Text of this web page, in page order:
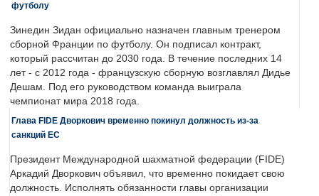
футболу
Зинедин Зидан официально назначен главным тренером
сборной Франции по футболу. Он подписал контракт,
который рассчитан до 2030 года. В течение последних 14
лет - с 2012 года - французскую сборную возглавлял Дидье
Дешам. Под его руководством команда выиграла
чемпионат мира 2018 года.
Глава FIDE Дворкович временно покинул должность из-за
санкций ЕС
Президент Международной шахматной федерации (FIDE)
Аркадий Дворкович объявил, что временно покидает свою
должность. Исполнять обязанности главы организации